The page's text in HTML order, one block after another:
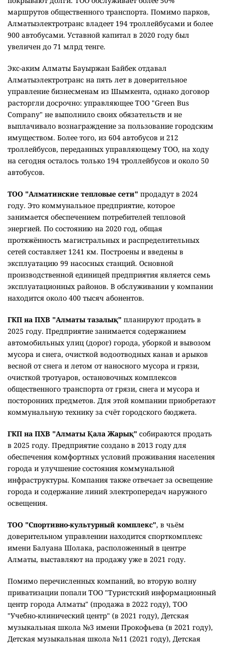
маршрутов общественного транспорта. Помимо парков,
Алматыэлектротранс владеет 194 троллейбусами и более
900 автобусами. Уставной капитал в 2020 году был
увеличен до 71 млрд тенге.
Экс-аким Алматы Бауыржан Байбек отдавал
Алматыэлектротранс на пять лет в доверительное
управление бизнесменам из Шымкента, однако договор
расторгли досрочно: управляющее ТОО "Green Bus
Company" не выполнило своих обязательств и не
выплачивало вознаграждение за пользование городским
имуществом. Более того, из 604 автобусов и 212
троллейбусов, переданных управляющему ТОО, на ходу
на сегодня осталось только 194 троллейбусов и около 50
автобусов.
ТОО "Алматинские тепловые сети" продадут в 2024
году. Это коммунальное предприятие, которое
занимается обеспечением потребителей тепловой
энергией. По состоянию на 2020 год, общая
протяжённость магистральных и распределительных
сетей составляет 1241 км. Построены и введены в
эксплуатацию 99 насосных станций. Основной
производственной единицей предприятия является семь
эксплуатационных районов. В обслуживании у компании
находится около 400 тысяч абонентов.
ГКП на ПХВ "Алматы тазалық" планируют продать в
2025 году. Предприятие занимается содержанием
автомобильных улиц (дорог) города, уборкой и вывозом
мусора и снега, очисткой водоотводных канав и арыков
весной от снега и летом от наносного мусора и грязи,
очисткой тротуаров, остановочных комплексов
общественного транспорта от грязи, снега и мусора и
посторонних предметов. Для этой компании приобретают
коммунальную технику за счёт городского бюджета.
ГКП на ПХВ "Алматы Қала Жарық" собираются продать
в 2025 году. Предприятие создано в 2013 году для
обеспечения комфортных условий проживания населения
города и улучшение состояния коммунальной
инфраструктуры. Компания также отвечает за освещение
города и содержание линий электропередач наружного
освещения.
ТОО "Спортивно-культурный комплекс", в чьём
доверительном управлении находится спорткомплекс
имени Балуана Шолака, расположенный в центре
Алматы, выставляют на продажу уже в 2021 году.
Помимо перечисленных компаний, во вторую волну
приватизации попали ТОО "Туристский информационный
центр города Алматы" (продажа в 2022 году), ТОО
"Учебно-клинический центр" (в 2021 году), Детская
музыкальная школа №3 имени Прокофьева (в 2021 году),
Детская музыкальная школа №11 (2021 году), Детская